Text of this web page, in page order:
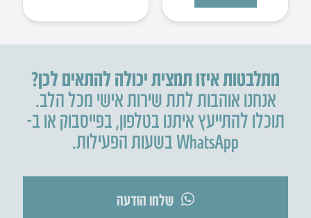
מתלבטות איזו תמצית יכולה להתאים לכן?
אנחנו אוהבות לתת שירות אישי מכל הלב.
תוכלו להתייעץ איתנו בטלפון,בפייסבוק או ב-
WhatsApp בשעות הפעילות.
שלחו הודעה